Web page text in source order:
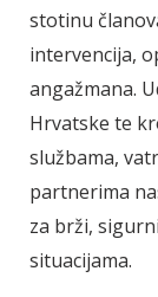
stotinu
intervencija,
angažmana.
Hrvatske te
službama,
partnerima
za brži,
situacijama.